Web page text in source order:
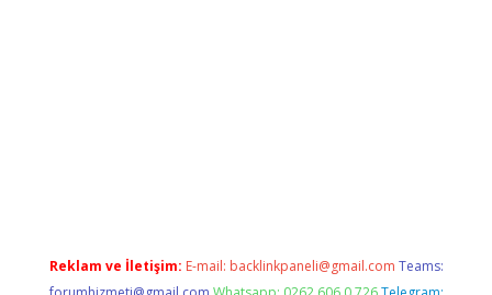
Reklam ve İletişim: E-mail: backlinkpaneli@gmail.com Teams: